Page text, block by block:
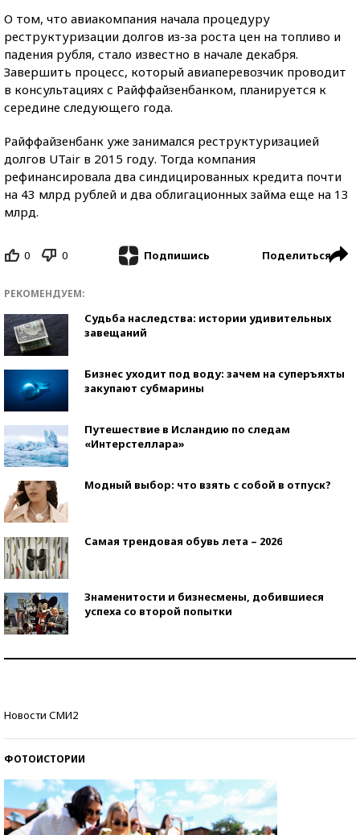
О том, что авиакомпания начала процедуру
реструктуризации долгов из-за роста цен на топливо и
падения рубля, стало известно в начале декабря.
Завершить процесс, который авиаперевозчик проводит
в консультациях с Райффайзенбанком, планируется к
середине следующего года.
Райффайзенбанк уже занимался реструктуризацией
долгов UTair в 2015 году. Тогда компания
рефинансировала два синдицированных кредита почти
на 43 млрд рублей и два облигационных займа еще на 13
млрд.
0 0 Подпишись Поделиться
РЕКОМЕНДУЕМ:
Судьба наследства: истории удивительных
завещаний
Бизнес уходит под воду: зачем на суперъяхты
закупают субмарины
Путешествие в Исландию по следам
«Интерстеллара»
Модный выбор: что взять с собой в отпуск?
Самая трендовая обувь лета – 2026
Знаменитости и бизнесмены, добившиеся
успеха со второй попытки
Новости СМИ2
ФОТОИСТОРИИ